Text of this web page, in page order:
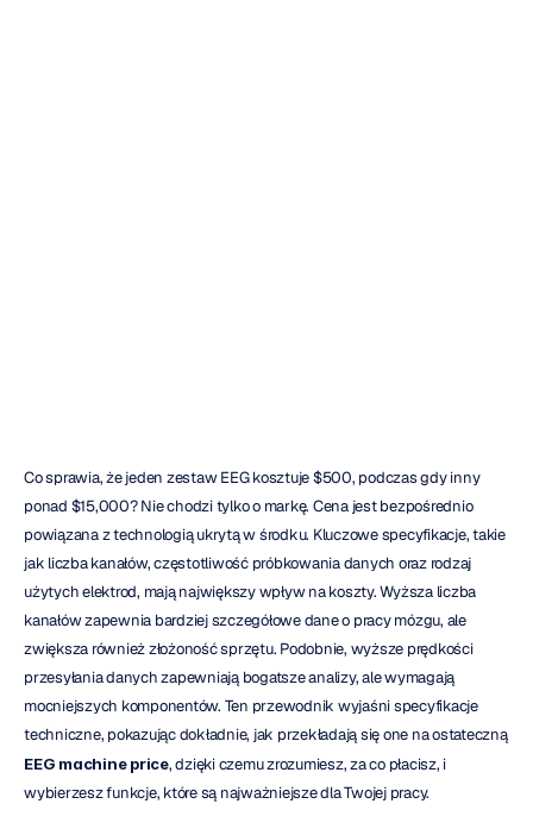
Co sprawia, że jeden zestaw EEG kosztuje $500, podczas gdy inny
ponad $15,000? Nie chodzi tylko o markę. Cena jest bezpośrednio
powiązana z technologią ukrytą w środku. Kluczowe specyfikacje, takie
jak liczba kanałów, częstotliwość próbkowania danych oraz rodzaj
użytych elektrod, mają największy wpływ na koszty. Wyższa liczba
kanałów zapewnia bardziej szczegółowe dane o pracy mózgu, ale
zwiększa również złożoność sprzętu. Podobnie, wyższe prędkości
przesyłania danych zapewniają bogatsze analizy, ale wymagają
mocniejszych komponentów. Ten przewodnik wyjaśni specyfikacje
techniczne, pokazując dokładnie, jak przekładają się one na ostateczną
EEG machine price, dzięki czemu zrozumiesz, za co płacisz, i
wybierzesz funkcje, które są najważniejsze dla Twojej pracy.